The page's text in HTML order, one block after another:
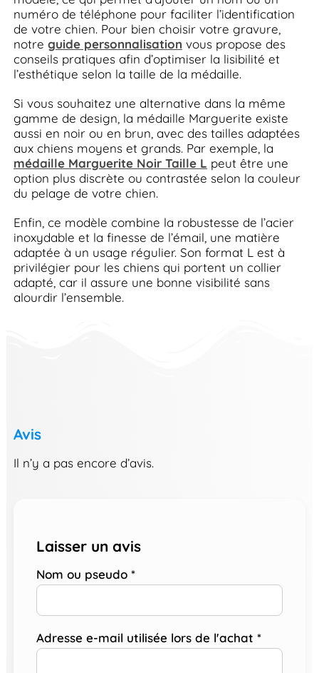
numéro de téléphone pour faciliter l’identification
de votre chien. Pour bien choisir votre gravure,
notre guide personnalisation vous propose des
conseils pratiques afin d’optimiser la lisibilité et
l’esthétique selon la taille de la médaille.
Si vous souhaitez une alternative dans la même
gamme de design, la médaille Marguerite existe
aussi en noir ou en brun, avec des tailles adaptées
aux chiens moyens et grands. Par exemple, la
médaille Marguerite Noir Taille L peut être une
option plus discrète ou contrastée selon la couleur
du pelage de votre chien.
Enfin, ce modèle combine la robustesse de l’acier
inoxydable et la finesse de l’émail, une matière
adaptée à un usage régulier. Son format L est à
privilégier pour les chiens qui portent un collier
adapté, car il assure une bonne visibilité sans
alourdir l’ensemble.
Avis
Il n’y a pas encore d’avis.
Laisser un avis
Nom ou pseudo *
Adresse e-mail utilisée lors de l'achat *